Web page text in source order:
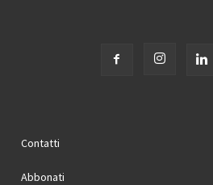
Contatti
Abbonati